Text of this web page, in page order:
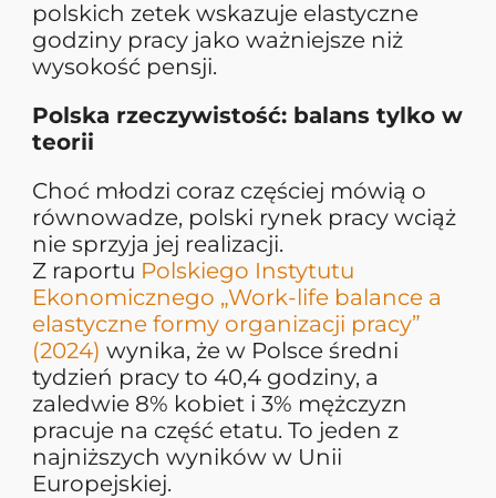
polskich zetek wskazuje elastyczne
godziny pracy jako ważniejsze niż
wysokość pensji.
Polska rzeczywistość: balans tylko w
teorii
Choć młodzi coraz częściej mówią o
równowadze, polski rynek pracy wciąż
nie sprzyja jej realizacji.
Z raportu Polskiego Instytutu
Ekonomicznego „Work-life balance a
elastyczne formy organizacji pracy”
(2024) wynika, że w Polsce średni
tydzień pracy to 40,4 godziny, a
zaledwie 8% kobiet i 3% mężczyzn
pracuje na część etatu. To jeden z
najniższych wyników w Unii
Europejskiej.